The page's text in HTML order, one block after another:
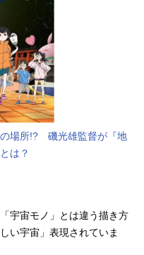
場所!? 磯光雄監督が『地
は？
宇宙モノ」とは違う描き方
い宇宙」表現されていま